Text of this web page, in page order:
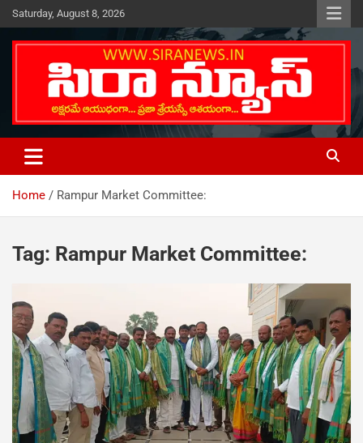
Skip
to
content
Saturday, August 8, 2026
SIRA NEWS
Home Rampur Market Committee:
Tag: Rampur Market Committee: